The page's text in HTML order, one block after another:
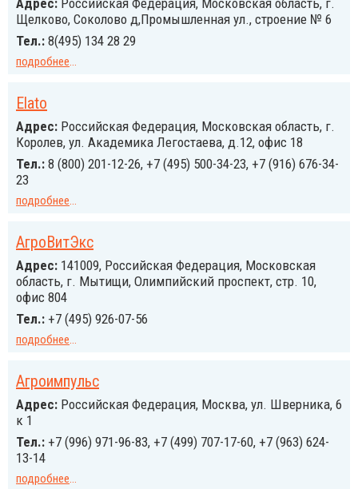
Адрес: Российcкая Федерация, Московская область, г.
Щелково, Соколово д,Промышленная ул., строение № 6
Тел.: 8(495) 134 28 29
подробнее...
Elato
Адрес: Российcкая Федерация, Московская область, г.
Королев, ул. Академика Легостаева, д.12, офис 18
Тел.: 8 (800) 201-12-26, +7 (495) 500-34-23, +7 (916) 676-34-
23
подробнее...
АгроВитЭкс
Адрес: 141009, Российcкая Федерация, Московская
область, г. Мытищи, Олимпийский проспект, стр. 10,
офис 804
Тел.: +7 (495) 926-07-56
подробнее...
Агроимпульс
Адрес: Российcкая Федерация, Москва, ул. Шверника, 6
к 1
Тел.: +7 (996) 971-96-83, +7 (499) 707-17-60, +7 (963) 624-
13-14
подробнее...